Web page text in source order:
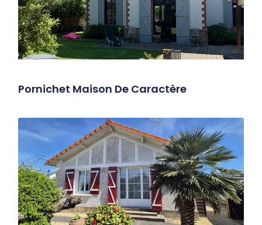
Pornichet Maison De Caractère